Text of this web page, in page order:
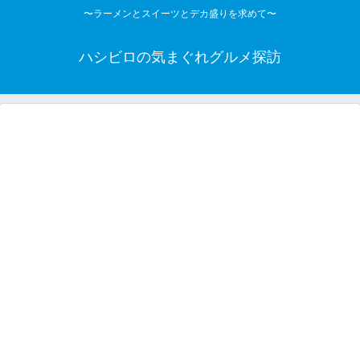
〜ラーメンとスイーツとデカ盛りを求めて〜
ハシビロの気まぐれグルメ探訪